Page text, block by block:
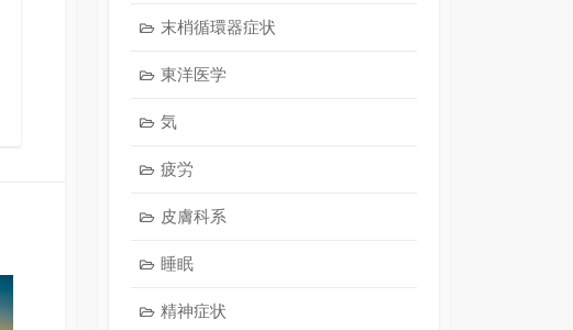
末梢循環器症状
東洋医学
気
疲労
皮膚科系
睡眠
精神症状